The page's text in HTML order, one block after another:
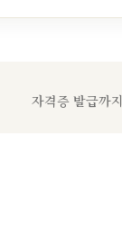
자격증 발급까지